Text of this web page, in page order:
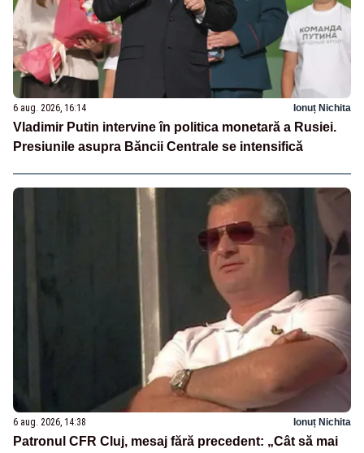
6 aug. 2026, 16:14 Ionuț Nichita
Vladimir Putin intervine în politica monetară a Rusiei.
Presiunile asupra Băncii Centrale se intensifică
6 aug. 2026, 14:38 Ionuț Nichita
Patronul CFR Cluj, mesaj fără precedent: „Cât să mai